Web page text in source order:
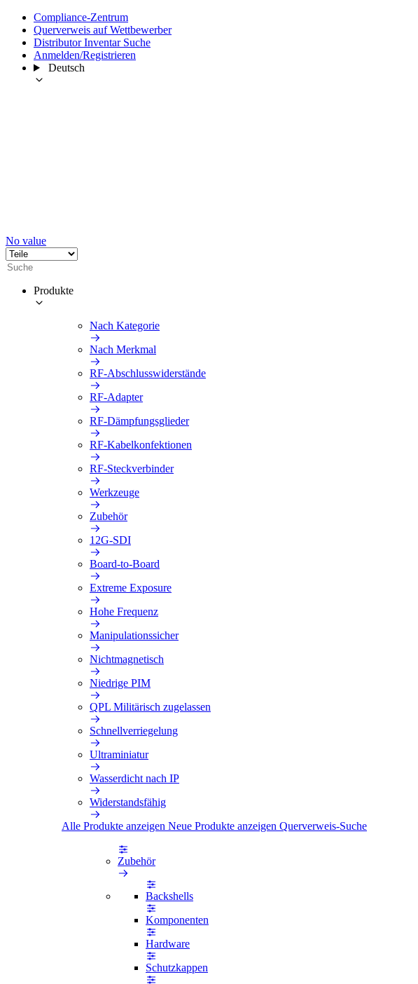
Compliance-Zentrum
Querverweis auf Wettbewerber
Distributor Inventar Suche
Anmelden/Registrieren
Deutsch
No value
Produkte
Nach Kategorie
Nach Merkmal
RF-Abschlusswiderstände
RF-Adapter
RF-Dämpfungsglieder
RF-Kabelkonfektionen
RF-Steckverbinder
Werkzeuge
Zubehör
12G-SDI
Board-to-Board
Extreme Exposure
Hohe Frequenz
Manipulationssicher
Nichtmagnetisch
Niedrige PIM
QPL Militärisch zugelassen
Schnellverriegelung
Ultraminiatur
Wasserdicht nach IP
Widerstandsfähig
Alle Produkte anzeigen Neue Produkte anzeigen Querverweis-Suche
Zubehör
Backshells
Komponenten
Hardware
Schutzkappen